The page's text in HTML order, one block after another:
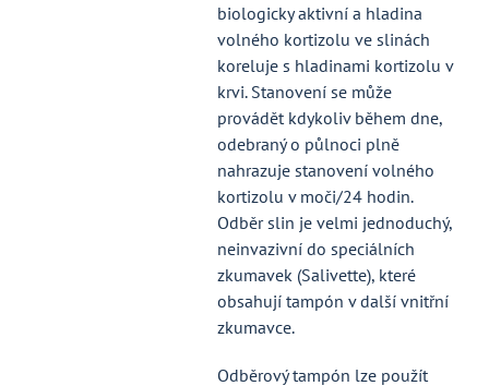
biologicky aktivní a hladina
volného kortizolu ve slinách
koreluje s hladinami kortizolu v
krvi. Stanovení se může
provádět kdykoliv během dne,
odebraný o půlnoci plně
nahrazuje stanovení volného
kortizolu v moči/24 hodin.
Odběr slin je velmi jednoduchý,
neinvazivní do speciálních
zkumavek (Salivette), které
obsahují tampón v další vnitřní
zkumavce.
Odběrový tampón lze použít